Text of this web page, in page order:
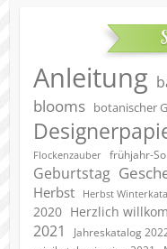
Anleitung
blooms botanischer
Flockenzauber frühjahr-
Geburtstag
Herbst Herbst
2020 Herzlich
2021
Jahreskatalog